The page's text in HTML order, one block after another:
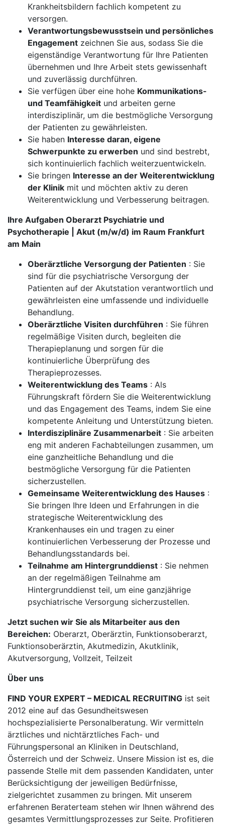
Krankheitsbildern fachlich kompetent zu
versorgen.
Verantwortungsbewusstsein und persönliches
Engagement zeichnen Sie aus, sodass Sie die
eigenständige Verantwortung für Ihre Patienten
übernehmen und Ihre Arbeit stets gewissenhaft
und zuverlässig durchführen.
Sie verfügen über eine hohe Kommunikations-
und Teamfähigkeit und arbeiten gerne
interdisziplinär, um die bestmögliche Versorgung
der Patienten zu gewährleisten.
Sie haben Interesse daran, eigene
Schwerpunkte zu erwerben und sind bestrebt,
sich kontinuierlich fachlich weiterzuentwickeln.
Sie bringen Interesse an der Weiterentwicklung
der Klinik mit und möchten aktiv zu deren
Weiterentwicklung und Verbesserung beitragen.
Ihre Aufgaben Oberarzt Psychiatrie und
Psychotherapie | Akut (m/w/d) im Raum Frankfurt
am Main
Oberärztliche Versorgung der Patienten : Sie
sind für die psychiatrische Versorgung der
Patienten auf der Akutstation verantwortlich und
gewährleisten eine umfassende und individuelle
Behandlung.
Oberärztliche Visiten durchführen : Sie führen
regelmäßige Visiten durch, begleiten die
Therapieplanung und sorgen für die
kontinuierliche Überprüfung des
Therapieprozesses.
Weiterentwicklung des Teams : Als
Führungskraft fördern Sie die Weiterentwicklung
und das Engagement des Teams, indem Sie eine
kompetente Anleitung und Unterstützung bieten.
Interdisziplinäre Zusammenarbeit : Sie arbeiten
eng mit anderen Fachabteilungen zusammen, um
eine ganzheitliche Behandlung und die
bestmögliche Versorgung für die Patienten
sicherzustellen.
Gemeinsame Weiterentwicklung des Hauses :
Sie bringen Ihre Ideen und Erfahrungen in die
strategische Weiterentwicklung des
Krankenhauses ein und tragen zu einer
kontinuierlichen Verbesserung der Prozesse und
Behandlungsstandards bei.
Teilnahme am Hintergrunddienst : Sie nehmen
an der regelmäßigen Teilnahme am
Hintergrunddienst teil, um eine ganzjährige
psychiatrische Versorgung sicherzustellen.
Jetzt suchen wir Sie als Mitarbeiter aus den
Bereichen: Oberarzt, Oberärztin, Funktionsoberarzt,
Funktionsoberärztin, Akutmedizin, Akutklinik,
Akutversorgung, Vollzeit, Teilzeit
Über uns
FIND YOUR EXPERT – MEDICAL RECRUITING ist seit
2012 eine auf das Gesundheitswesen
hochspezialisierte Personalberatung. Wir vermitteln
ärztliches und nichtärztliches Fach- und
Führungspersonal an Kliniken in Deutschland,
Österreich und der Schweiz. Unsere Mission ist es, die
passende Stelle mit dem passenden Kandidaten, unter
Berücksichtigung der jeweiligen Bedürfnisse,
zielgerichtet zusammen zu bringen. Mit unserem
erfahrenen Beraterteam stehen wir Ihnen während des
gesamtes Vermittlungsprozesses zur Seite. Profitieren